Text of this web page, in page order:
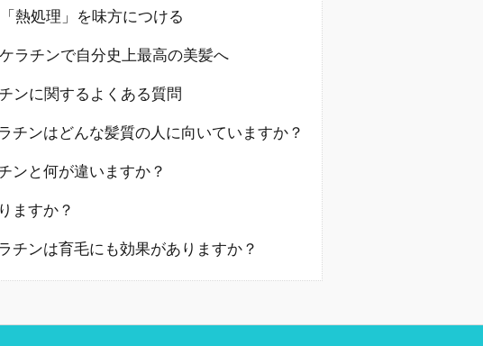
熱処理」を味方につける
ラチンで自分史上最高の美髪へ
ンに関するよくある質問
チンはどんな髪質の人に向いていますか？
ンと何が違いますか？
ますか？
チンは育毛にも効果がありますか？